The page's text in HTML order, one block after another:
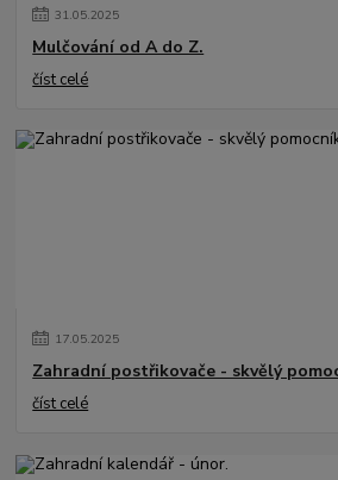
31.05.2025
Mulčování od A do Z.
číst celé
17.05.2025
Zahradní postřikovače - skvělý
číst celé